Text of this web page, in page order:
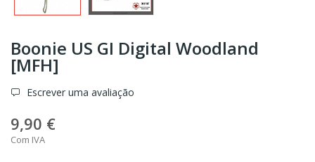
Boonie US GI Digital Woodland
[MFH]
Escrever uma avaliação
9,90 €
Com IVA